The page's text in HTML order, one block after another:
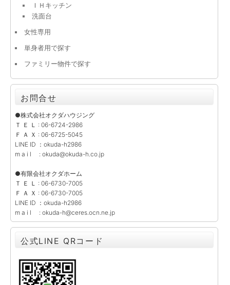
ＩＨキッチン
洗面台
女性専用
単身者用で探す
ファミリー物件で探す
お問合せ
●株式会社オクダハウジング
Ｔ Ｅ Ｌ : 06-6724-2986
Ｆ Ａ Ｘ : 06-6725-5045
LINE ID ：okuda-h2986
m a i l : okuda@okuda-h.co.jp
●有限会社オクダホーム
Ｔ Ｅ Ｌ : 06-6730-7005
Ｆ Ａ Ｘ : 06-6730-7005
LINE ID ：okuda-h2986
m a i l : okuda-h@ceres.ocn.ne.jp
公式LINE QRコード